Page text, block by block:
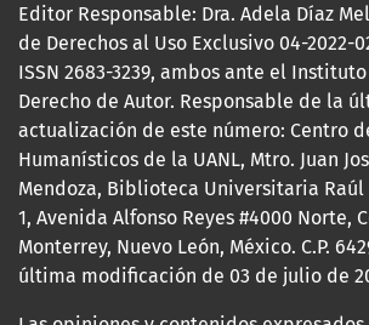
Editor Responsable: Dra. Adela Díaz
de Derechos al Uso Exclusivo 04-2022-
ISSN 2683-3239, ambos ante el
Derecho de Autor. Responsable de la
actualización de este número: Centro
Humanísticos de la UANL, Mtro. Juan
Mendoza, Biblioteca Universitaria Raúl
1, Avenida Alfonso Reyes #4000 Norte,
Monterrey, Nuevo León, México. C.P.
última modificación de 03 de julio de